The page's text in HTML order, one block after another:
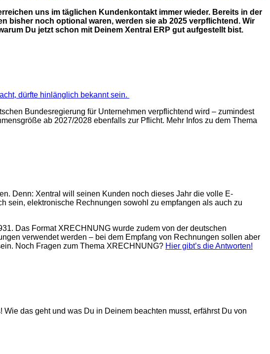
uns im täglichen Kundenkontakt immer wieder. Bereits in der
bisher noch optional waren, werden sie ab 2025 verpflichtend. Wir
Du jetzt schon mit Deinem Xentral ERP gut aufgestellt bist.
dürfte hinlänglich bekannt sein.
Bundesregierung für Unternehmen verpflichtend wird – zumindest
ab 2027/2028 ebenfalls zur Pflicht. Mehr Infos zu dem Thema
Denn: Xentral will seinen Kunden noch dieses Jahr die volle E-
sein, elektronische Rechnungen sowohl zu empfangen als auch zu
Das Format XRECHNUNG wurde zudem von der deutschen
verwendet werden – bei dem Empfang von Rechnungen sollen aber
Noch Fragen zum Thema XRECHNUNG? Hier gibt’s die Antworten!
das geht und was Du in Deinem beachten musst, erfährst Du von